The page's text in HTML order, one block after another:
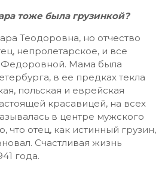
тоже была грузинкой?
Теодоровна, но отчество
непролетарское, и все
Федоровной. Мама была
в ее предках текла
польская и еврейская
красавицей, на всех
в центре мужского
что отец, как истинный грузин,
Счастливая жизнь
года.